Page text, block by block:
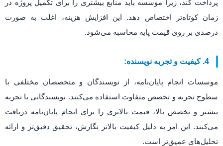
پرداخت کند، زیرا موسسه باید منابع بیشتری را برای تکمیل پروژه در
زمان کوتاه‌تر اختصاص دهد. این افزایش هزینه، اغلب به صورت
درصدی بر روی قیمت پایه محاسبه می‌شود.
4. کیفیت و تجربه نویسنده:
موسسات انجام پایان‌نامه، از نویسندگان و متخصصان مختلفی با
سطوح تجربه و تخصص متفاوت استفاده می‌کنند. نویسندگانی با تجربه
بیشتر و تخصص بالا، قیمت بالاتری را برای انجام پایان‌نامه دریافت
می‌کنند. این امر به دلیل کیفیت بالاتر نگارش، تحقیق دقیق‌تر و ارائه
تحلیل‌های عمیق‌تر است.